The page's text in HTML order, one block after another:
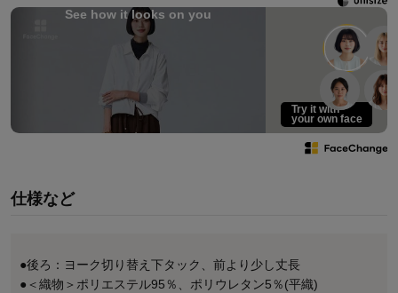
See how it looks on you
Try it with
your own face
仕様など
●後ろ：ヨーク切り替え下タック、前より少し丈長
●＜織物＞ポリエステル95％、ポリウレタン5％(平織)